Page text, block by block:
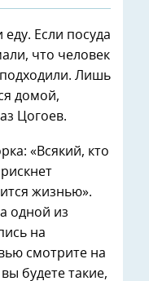
Если посуда
что человек
Лишь
домой,
Цогоев.
«Всякий, кто
жизнью».
одной из
на
смотрите на
будете такие,